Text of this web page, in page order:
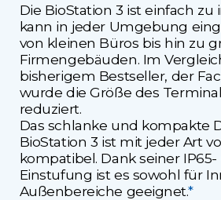
Die BioStation 3 ist einfach zu
kann in jeder Umgebung
von kleinen Büros bis hin zu
Firmengebäuden. Im
bisherigem Bestseller, der
wurde die Größe des
reduziert.
Das schlanke und kompakte
BioStation 3 ist mit jeder Art
kompatibel. Dank seiner
Einstufung ist es sowohl für
Außenbereiche geeignet.*